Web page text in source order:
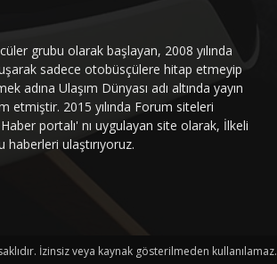
grubu olarak başlayan, 2008 yılında
sadece otobüsçülere hitap etmeyip
adına Ulaşım Dünyası adı altında yayın
etmiştir. 2015 yılında Forum siteleri
portalı' nı uygulayan site olarak, İlkeli
haberleri ulaştırıyoruz.
İzinsiz veya kaynak gösterilmeden kullanılamaz.